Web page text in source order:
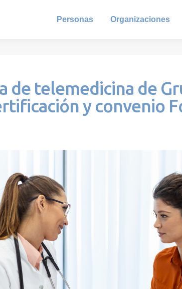
Personas Organizaciones
de telemedicina de
y convenio